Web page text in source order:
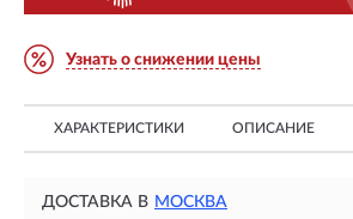
Узнать о снижении цены
ХАРАКТЕРИСТИКИ ОПИСАНИЕ
ДОСТАВКА В МОСКВА